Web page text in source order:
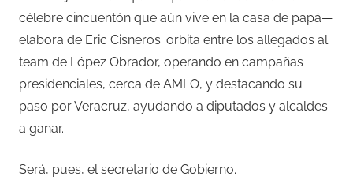
célebre cincuentón que aún vive en la casa de papá—
elabora de Eric Cisneros: orbita entre los allegados al
team de López Obrador, operando en campañas
presidenciales, cerca de AMLO, y destacando su
paso por Veracruz, ayudando a diputados y alcaldes
a ganar.
Será, pues, el secretario de Gobierno.